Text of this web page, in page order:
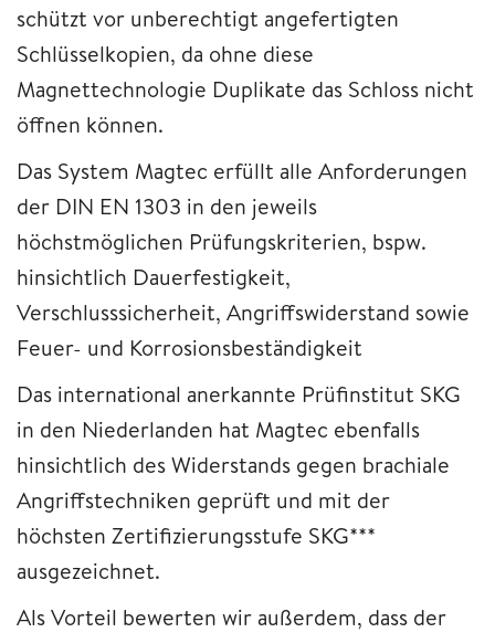
schützt vor unberechtigt angefertigten
Schlüsselkopien, da ohne diese
Magnettechnologie Duplikate das Schloss nicht
öffnen können.
Das System Magtec erfüllt alle Anforderungen
der DIN EN 1303 in den jeweils
höchstmöglichen Prüfungskriterien, bspw.
hinsichtlich Dauerfestigkeit,
Verschlusssicherheit, Angriffswiderstand sowie
Feuer- und Korrosionsbeständigkeit
Das international anerkannte Prüfinstitut SKG
in den Niederlanden hat Magtec ebenfalls
hinsichtlich des Widerstands gegen brachiale
Angriffstechniken geprüft und mit der
höchsten Zertifizierungsstufe SKG***
ausgezeichnet.
Als Vorteil bewerten wir außerdem, dass der